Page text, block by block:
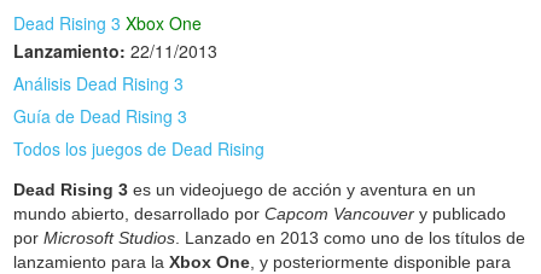
Dead Rising 3 Xbox One
Lanzamiento: 22/11/2013
Análisis Dead Rising 3
Guía de Dead Rising 3
Todos los juegos de Dead Rising
Dead Rising 3 es un videojuego de acción y aventura en un
mundo abierto, desarrollado porCapcom Vancouver y publicado
porMicrosoft Studios . Lanzado en 2013 como uno de los títulos de
lanzamiento para laXbox One , y posteriormente disponible para